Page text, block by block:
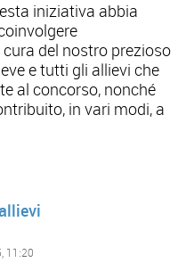
iniziativa abbia
del nostro prezioso
e tutti gli allievi che
al concorso, nonché
in vari modi, a
11:20